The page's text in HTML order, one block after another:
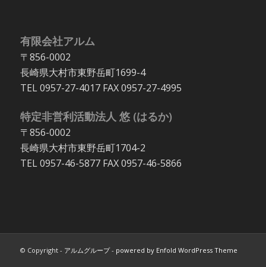
有限会社アルム
〒856-0002
長崎県大村市東野岳町1699-4
TEL 0957-27-4017 FAX 0957-27-4995
特定非営利活動法人 悠 (はるか)
〒856-0002
長崎県大村市東野岳町1704-2
TEL 0957-46-5877 FAX 0957-46-5866
© Copyright - アルムグループ- powered by Enfold WordPress Theme